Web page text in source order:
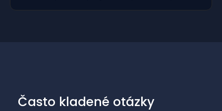
Často kladené otázky